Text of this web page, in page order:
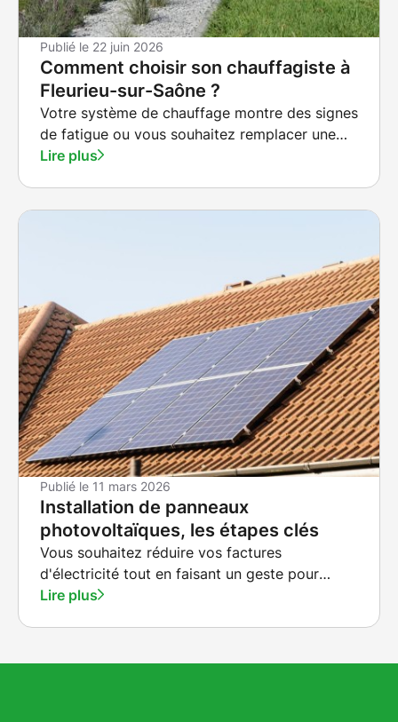
Publié le 22 juin 2026
Comment choisir son chauffagiste à
Fleurieu-sur-Saône ?
Votre système de chauffage montre des signes
de fatigue ou vous souhaitez remplacer une
installation ancienne ?
Lire plus
Publié le 11 mars 2026
Installation de panneaux
photovoltaïques, les étapes clés
Vous souhaitez réduire vos factures
d'électricité tout en faisant un geste pour
l'environnement ?
Lire plus